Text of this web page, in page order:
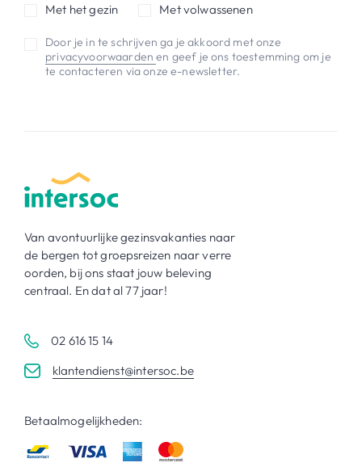
Met het gezin
Met volwassenen
Door je in te schrijven ga je akkoord met onze
privacyvoorwaardenen geef je ons toestemming om je
te contacteren via onze e-newsletter.
Van avontuurlijke gezinsvakanties naar
de bergen tot groepsreizen naar verre
oorden, bij ons staat jouw beleving
centraal. En dat al 77 jaar!
02 616 15 14
klantendienst@intersoc.be
Betaalmogelijkheden: